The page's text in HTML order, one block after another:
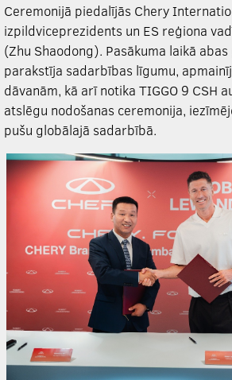
Ceremonijā piedalījās Chery
izpildviceprezidents un ES reģiona
(Zhu Shaodong). Pasākuma laikā
parakstīja sadarbības līgumu,
dāvanām, kā arī notika TIGGO 9 CSH
atslēgu nodošanas ceremonija,
pušu globālajā sadarbībā.